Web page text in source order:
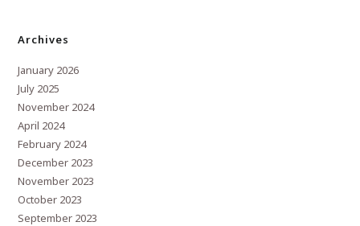
Archives
January 2026
July 2025
November 2024
April 2024
February 2024
December 2023
November 2023
October 2023
September 2023